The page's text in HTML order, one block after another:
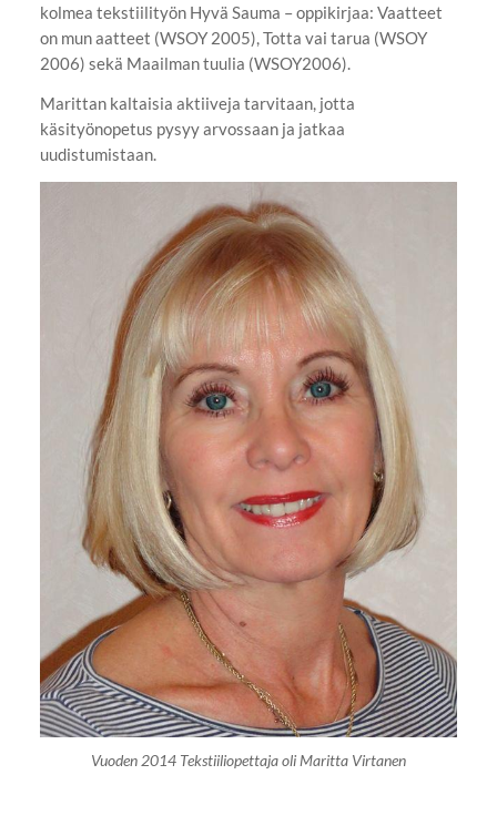
kolmea tekstiilityön Hyvä Sauma – oppikirjaa: Vaatteet
on mun aatteet (WSOY 2005), Totta vai tarua (WSOY
2006) sekä Maailman tuulia (WSOY2006).
Marittan kaltaisia aktiiveja tarvitaan, jotta
käsityönopetus pysyy arvossaan ja jatkaa
uudistumistaan.
Vuoden 2014 Tekstiiliopettaja‌‍‌‍ oli Maritta Virtanen